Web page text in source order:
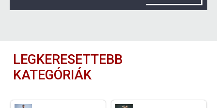
LEGKERESETTEBB
KATEGÓRIÁK